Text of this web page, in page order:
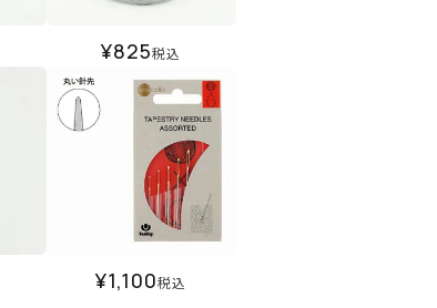
¥825税込
¥1,100税込